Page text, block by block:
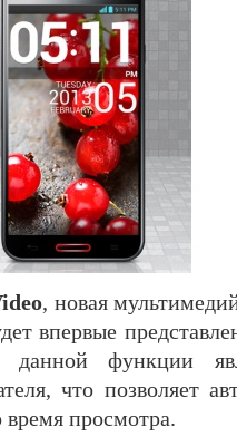
, новая
впервые
функции
что позволяет
время просмотра.